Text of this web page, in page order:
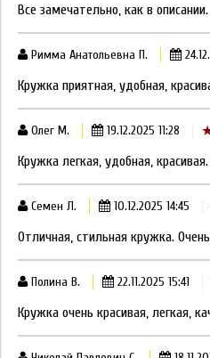
Все замечательно, как в описании.
Римма Анатольевна П.
Кружка приятная, удобная,
Олег М. 19.12.2025 11:28
Кружка легкая, удобная,
Семен Л. 10.12.2025 14:45
Отличная, стильная кружка.
Полина В. 22.11.2025 15:41
Кружка очень красивая, легкая,